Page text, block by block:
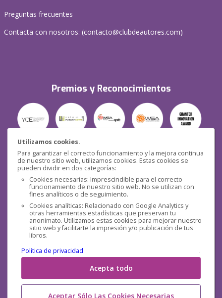
Utilizamos cookies.
Para garantizar el correcto funcionamiento y la mejora continua
de nuestro sitio web, utilizamos cookies. Estas cookies se
pueden dividir en dos categorías:
Cookies necesarias: Imprescindible para el correcto
funcionamiento de nuestro sitio web. No se utilizan con
fines analíticos o de seguimiento.
Cookies analíticas: Relacionado con Google Analytics y
otras herramientas estadísticas que preservan tu
anonimato. Utilizamos estas cookies para mejorar nuestro
sitio web y facilitarte la impresión y/o publicación de tus
libros.
Política de privacidad
.
Acepta todo
Aceptar Sólo Las Cookies Necesarias
Preguntas frecuentes
Contacta con nosotros: (contacto@clubdeautores.com)
Premios y Reconocimientos
Seguridad
Redes sociales